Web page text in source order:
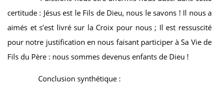
certitude : Jésus est le Fils de Dieu, nous le savons ! Il nous a
aimés et s’est livré sur la Croix pour nous ; Il est ressuscité
pour notre justification en nous faisant participer à Sa Vie de
Fils du Père : nous sommes devenus enfants de Dieu !
Conclusion synthétique :